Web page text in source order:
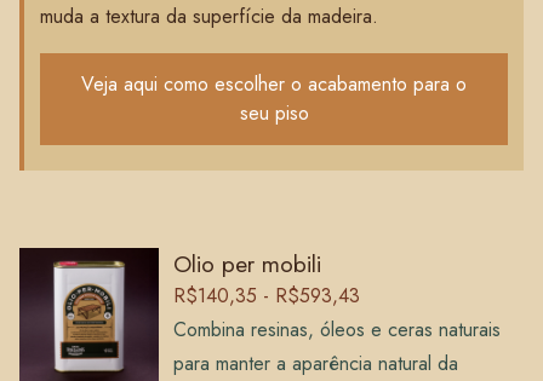
muda a textura da superfície da madeira.
Veja aqui como escolher o acabamento para o
seu piso
Olio per mobili
R$140,35 - R$593,43
Combina resinas, óleos e ceras naturais
para manter a aparência natural da